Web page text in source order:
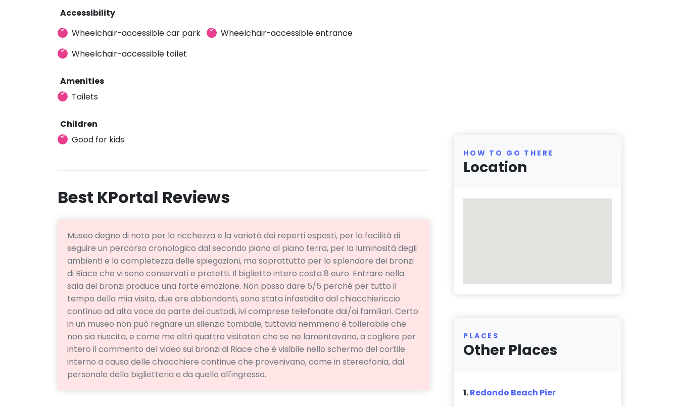
Accessibility
Wheelchair-accessible car park
Wheelchair-accessible entrance
Wheelchair-accessible toilet
Amenities
Toilets
Children
Good for kids
Best KPortal Reviews
Museo degno di nota per la ricchezza e la varietà dei reperti esposti, per la facilità di
seguire un percorso cronologico dal secondo piano al piano terra, per la luminosità degli
ambienti e la completezza delle spiegazioni, ma soprattutto per lo splendore dei bronzi
di Riace che vi sono conservati e protetti. Il biglietto intero costa 8 euro. Entrare nella
sala dei bronzi produce una forte emozione. Non posso dare 5/5 perché per tutto il
tempo della mia visita, due ore abbondanti, sono stata infastidita dal chiacchiericcio
continuo ad alta voce da parte dei custodi, ivi comprese telefonate dai/ai familiari. Certo
in un museo non può regnare un silenzio tombale, tuttavia nemmeno è tollerabile che
non sia riuscita, e come me altri quattro visitatori che se ne lamentavano, a cogliere per
intero il commento del video sui bronzi di Riace che è visibile nello schermo del cortile
interno a causa delle chiacchiere continue che provenivano, come in stereofonia, dal
personale della biglietteria e da quello all'ingresso.
HOW TO GO THERE
Location
PLACES
Other Places
1.Redondo Beach Pier